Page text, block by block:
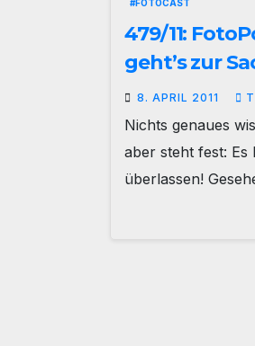
#FOTOCAST
479/11:
geht’s zur
8. APRIL 2011
Nichts genaues
aber steht fest: Es
überlassen!